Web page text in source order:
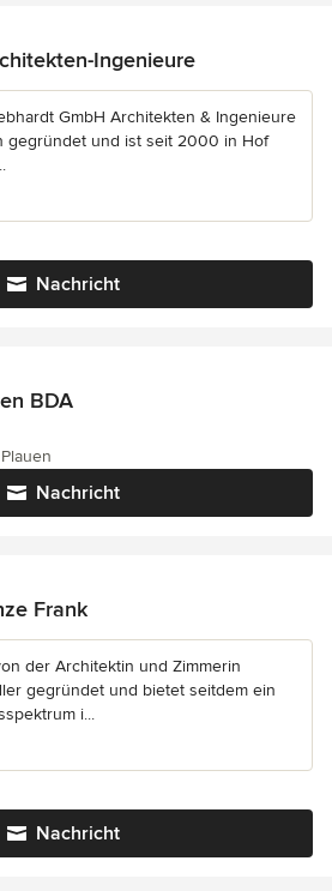
Ingenieure
GmbH Architekten & Ingenieure
gegründet und ist seit 2000 in Hof
Nachricht
BDA
Nachricht
Frank
der Architektin und Zimmerin
gegründet und bietet seitdem ein
i...
Nachricht